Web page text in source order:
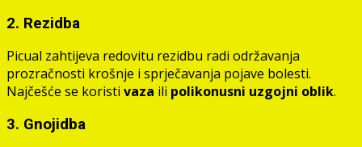
2. Rezidba
Picual zahtijeva redovitu rezidbu radi održavanja
prozračnosti krošnje i sprječavanja pojave bolesti.
Najčešće se koristi vaza ili polikonusni uzgojni oblik.
3. Gnojidba